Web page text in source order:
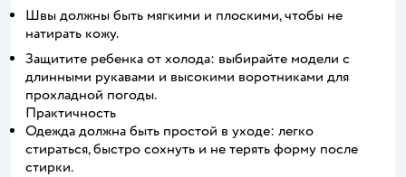
Швы должны быть мягкими и плоскими, чтобы не
натирать кожу.
Защитите ребенка от холода: выбирайте модели с
длинными рукавами и высокими воротниками для
прохладной погоды.
Практичность
Одежда должна быть простой в уходе: легко
стираться, быстро сохнуть и не терять форму после
стирки.